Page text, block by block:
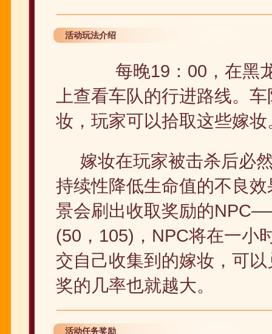
活动玩法介绍
每晚19：00，在黑龙
上查看车队的行进路线。
妆，玩家可以拾取这些嫁妆
嫁妆在玩家被击杀后必
持续性降低生命值的不良
景会刷出收取奖励的
(50，105)，NPC将在一小
交自己收集到的嫁妆，可
奖的几率也就越大。
活动任务奖励